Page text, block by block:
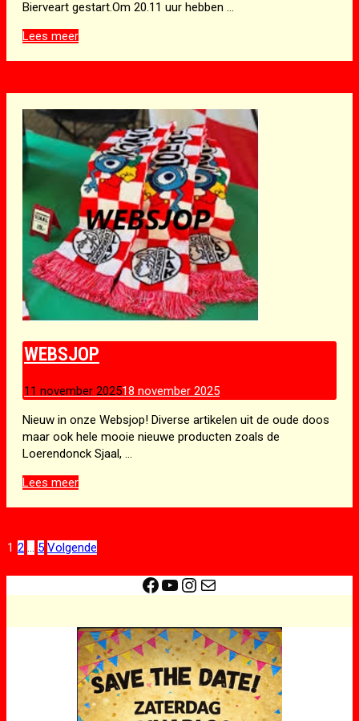
Bierveart gestart.Om 20.11 uur hebben …
11de
2025!
Lees meer
WEBSJOP
11 november 202518 november 2025
Nieuw in onze Websjop! Diverse artikelen uit de oude doos
maar ook hele mooie nieuwe producten zoals de
Loerendonck Sjaal, …
Websjop
Lees meer
Berichten
paginering
1 2 … 5 Volgende
Facebook
YouTube
Instagram
E-mail